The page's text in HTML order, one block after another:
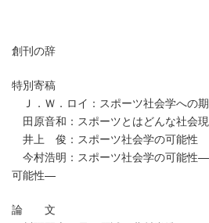
創刊の辞
特別寄稿
Ｊ．Ｗ．ロイ：スポーツ社会学への
田原音和：スポーツとはどんな社会
井上 俊：スポーツ社会学の可能性
今村浩明：スポーツ社会学の可能性
可能性—
論 文